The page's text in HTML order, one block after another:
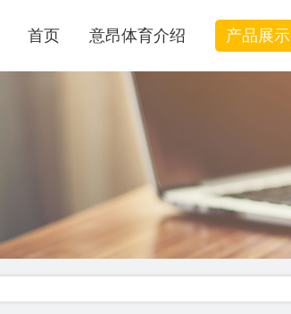
首页 意昂体育介绍 产品展示